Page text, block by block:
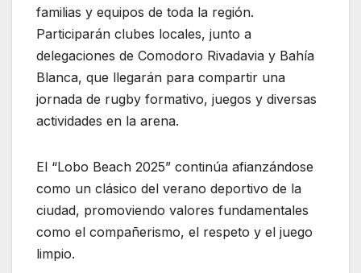
familias y equipos de toda la región.
Participarán clubes locales, junto a
delegaciones de Comodoro Rivadavia y Bahía
Blanca, que llegarán para compartir una
jornada de rugby formativo, juegos y diversas
actividades en la arena.
El “Lobo Beach 2025” continúa afianzándose
como un clásico del verano deportivo de la
ciudad, promoviendo valores fundamentales
como el compañerismo, el respeto y el juego
limpio.